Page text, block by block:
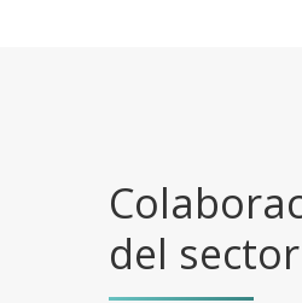
del sector